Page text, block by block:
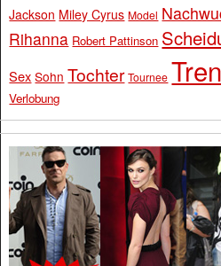
Jackson Miley Cyrus Model
Rihanna Robert Pattinson
Sex Sohn Tochter Tournee
Verlobung